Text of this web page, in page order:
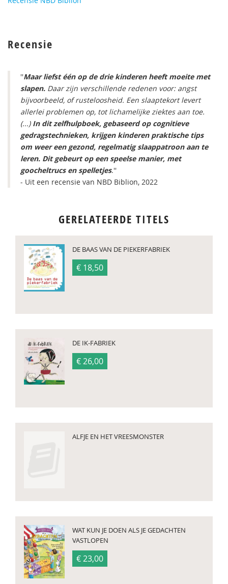
Recensie
''Maar liefst één op de drie kinderen heeft moeite met
slapen. Daar zijn verschillende redenen voor: angst
bijvoorbeeld, of rusteloosheid. Een slaaptekort levert
allerlei problemen op, tot lichamelijke ziektes aan toe.
(...) In dit zelfhulpboek, gebaseerd op cognitieve
gedragstechnieken, krijgen kinderen praktische tips
om weer een gezond, regelmatig slaappatroon aan te
leren. Dit gebeurt op een speelse manier, met
goocheltrucs en spelletjes.''
- Uit een recensie van NBD Biblion, 2022
GERELATEERDE TITELS
DE BAAS VAN DE PIEKERFABRIEK
€ 18,50
DE IK-FABRIEK
€ 26,00
ALFJE EN HET VREESMONSTER
WAT KUN JE DOEN ALS JE GEDACHTEN
VASTLOPEN
€ 23,00